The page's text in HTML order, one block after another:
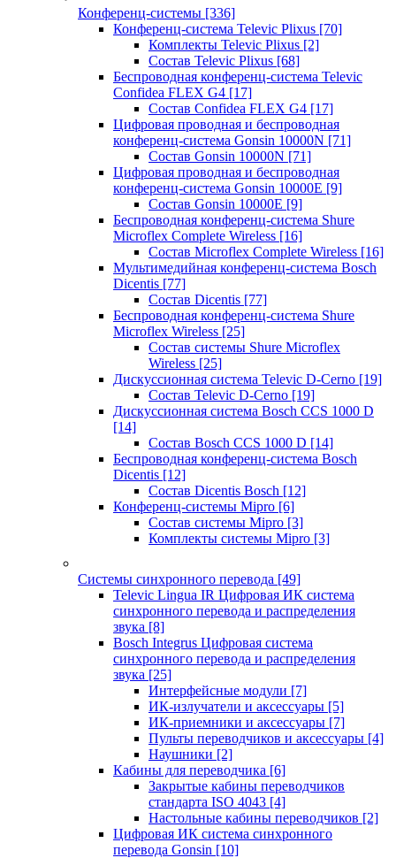
Конференц-системы [336]
Конференц-система Televic Plixus [70]
Комплекты Televic Plixus [2]
Состав Televic Plixus [68]
Беспроводная конференц-система Televic
Confidea FLEX G4 [17]
Состав Confidea FLEX G4 [17]
Цифровая проводная и беспроводная
конференц-система Gonsin 10000N [71]
Состав Gonsin 10000N [71]
Цифровая проводная и беспроводная
конференц-система Gonsin 10000E [9]
Состав Gonsin 10000E [9]
Беспроводная конференц-система Shure
Microflex Complete Wireless [16]
Состав Microflex Complete Wireless [16]
Мультимедийная конференц-система Bosch
Dicentis [77]
Состав Dicentis [77]
Беспроводная конференц-система Shure
Microflex Wireless [25]
Состав системы Shure Microflex
Wireless [25]
Дискуссионная система Televic D-Cerno [19]
Состав Televic D-Cerno [19]
Дискуссионная система Bosch CCS 1000 D
[14]
Состав Bosch CCS 1000 D [14]
Беспроводная конференц-система Bosch
Dicentis [12]
Состав Dicentis Bosch [12]
Конференц-системы Mipro [6]
Состав системы Mipro [3]
Комплекты системы Mipro [3]
Системы синхронного перевода [49]
Televic Lingua IR Цифровая ИК система
синхронного перевода и распределения
звука [8]
Bosch Integrus Цифровая система
синхронного перевода и распределения
звука [25]
Интерфейсные модули [7]
ИК-излучатели и аксессуары [5]
ИК-приемники и аксессуары [7]
Пульты переводчиков и аксессуары [4]
Наушники [2]
Кабины для переводчика [6]
Закрытые кабины переводчиков
стандарта ISO 4043 [4]
Настольные кабины переводчиков [2]
Цифровая ИК система синхронного
перевода Gonsin [10]